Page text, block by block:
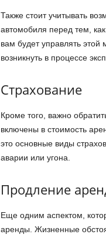
Также стоит учитывать
автомобиля перед тем,
вам будет управлять
возникнуть в процессе
Страхование
Кроме того, важно
включены в стоимость
это основные виды
аварии или угона.
Продление
Еще одним аспектом,
аренды. Жизненные